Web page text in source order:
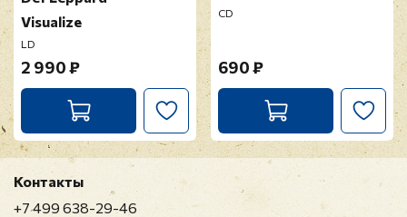
Visualize
LD
2 990 ₽
CD
690 ₽
Контакты
+7 499 638-29-46